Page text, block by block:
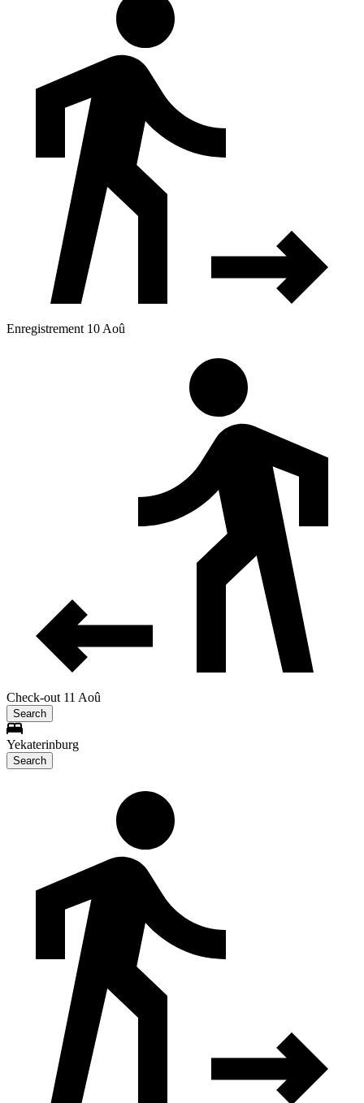
Enregistrement 10 Aoû
Check-out 11 Aoû
Search
Yekaterinburg
Search